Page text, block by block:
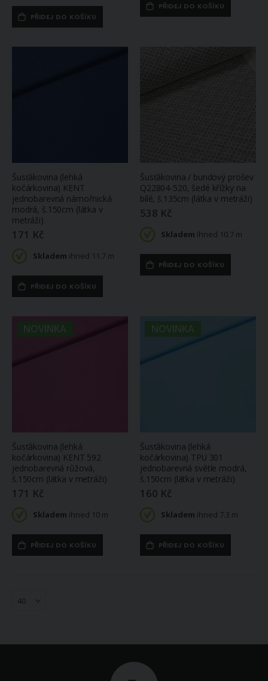
PŘIDEJ DO KOŠÍKU
PŘIDEJ DO KOŠÍKU
Šusťákovina (lehká
kočárkovina) KENT
jednobarevná námořnická
modrá, š.150cm (látka v
metráži)
171 Kč
Skladem ihned 11.7 m
PŘIDEJ DO KOŠÍKU
Šusťákovina / bundový prošev
Q22804-520, šedé křížky na
bílé, š.135cm (látka v metráži)
538 Kč
Skladem ihned 10.7 m
PŘIDEJ DO KOŠÍKU
NOVINKA
Šusťákovina (lehká
kočárkovina) KENT 592
jednobarevná růžová,
š.150cm (látka v metráži)
171 Kč
Skladem ihned 10 m
PŘIDEJ DO KOŠÍKU
NOVINKA
Šusťákovina (lehká
kočárkovina) TPU 301
jednobarevná světle modrá,
š.150cm (látka v metráži)
160 Kč
Skladem ihned 7.3 m
PŘIDEJ DO KOŠÍKU